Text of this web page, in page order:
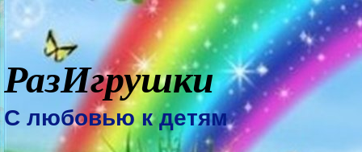
РазИгрушки
С любовью к детям